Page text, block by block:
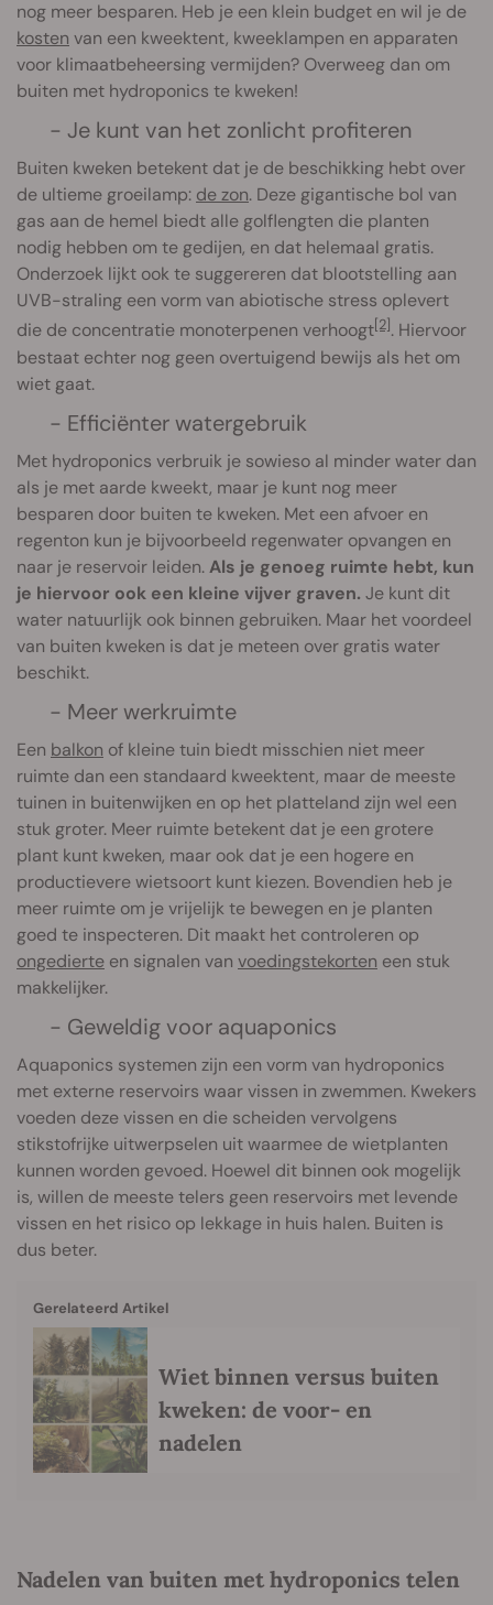
nog meer besparen. Heb je een klein budget en wil je de
kosten van een kweektent, kweeklampen en apparaten
voor klimaatbeheersing vermijden? Overweeg dan om
buiten met hydroponics te kweken!
- Je kunt van het zonlicht profiteren
Buiten kweken betekent dat je de beschikking hebt over
de ultieme groeilamp: de zon. Deze gigantische bol van
gas aan de hemel biedt alle golflengten die planten
nodig hebben om te gedijen, en dat helemaal gratis.
Onderzoek lijkt ook te suggereren dat blootstelling aan
UVB-straling een vorm van abiotische stress oplevert
die de concentratie monoterpenen verhoogt[2]. Hiervoor
bestaat echter nog geen overtuigend bewijs als het om
wiet gaat.
- Efficiënter watergebruik
Met hydroponics verbruik je sowieso al minder water dan
als je met aarde kweekt, maar je kunt nog meer
besparen door buiten te kweken. Met een afvoer en
regenton kun je bijvoorbeeld regenwater opvangen en
naar je reservoir leiden.Als je genoeg ruimte hebt, kun
je hiervoor ook een kleine vijver graven. Je kunt dit
water natuurlijk ook binnen gebruiken. Maar het voordeel
van buiten kweken is dat je meteen over gratis water
beschikt.
- Meer werkruimte
Een balkon of kleine tuin biedt misschien niet meer
ruimte dan een standaard kweektent, maar de meeste
tuinen in buitenwijken en op het platteland zijn wel een
stuk groter. Meer ruimte betekent dat je een grotere
plant kunt kweken, maar ook dat je een hogere en
productievere wietsoort kunt kiezen. Bovendien heb je
meer ruimte om je vrijelijk te bewegen en je planten
goed te inspecteren. Dit maakt het controleren op
ongedierte en signalen van voedingstekorten een stuk
makkelijker.
- Geweldig voor aquaponics
Aquaponics systemen zijn een vorm van hydroponics
met externe reservoirs waar vissen in zwemmen. Kwekers
voeden deze vissen en die scheiden vervolgens
stikstofrijke uitwerpselen uit waarmee de wietplanten
kunnen worden gevoed. Hoewel dit binnen ook mogelijk
is, willen de meeste telers geen reservoirs met levende
vissen en het risico op lekkage in huis halen. Buiten is
dus beter.
Gerelateerd Artikel
Wiet binnen versus buiten
kweken: de voor- en
nadelen
Nadelen van buiten met hydroponics telen